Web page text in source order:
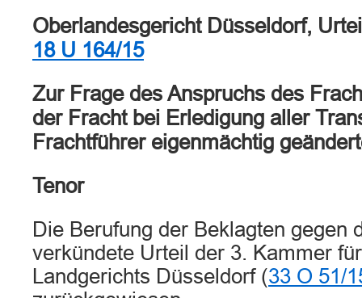
Oberlandesgericht Düsseldorf,
18 U 164/15
Zur Frage des Anspruchs des
der Fracht bei Erledigung aller
Frachtführer eigenmächtig
Tenor
Die Berufung der Beklagten gegen
verkündete Urteil der 3. Kammer
Landgerichts Düsseldorf (33 O 51/